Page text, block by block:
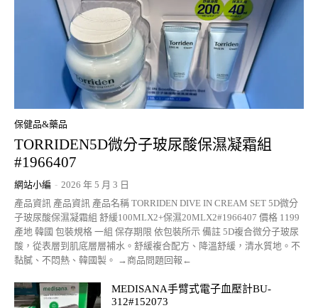
保健品&藥品
TORRIDEN5D微分子玻尿酸保濕凝霜組
#1966407
網站小編 - 2026 年 5 月 3 日
產品資訊 產品資訊 產品名稱 TORRIDEN DIVE IN CREAM SET 5D微分
子玻尿酸保濕凝霜組 舒緩100MLX2+保濕20MLX2#1966407 價格 1199
產地 韓國 包裝規格 一組 保存期限 依包裝所示 備註 5D複合微分子玻尿
酸，從表層到肌底層層補水。舒緩複合配方、降溫舒緩，清水質地。不
黏膩、不悶熱、韓國製。 →商品問題回報←
MEDISANA手臂式電子血壓計BU-
312#152073